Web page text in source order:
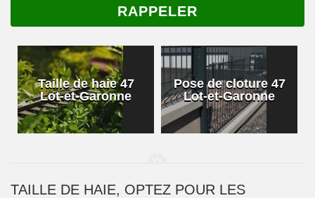
Taille de haie 47
Lot-et-Garonne
Pose de cloture 47
Lot-et-Garonne
TAILLE DE HAIE, OPTEZ POUR LES